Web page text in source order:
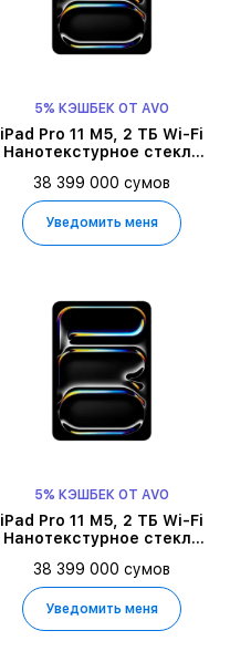
5% КЭШБЕК ОТ AVO
iPad Pro 11 M5, 2 ТБ Wi-Fi
Нанотекстурное стекло
38 399 000 сумов
Уведомить меня
5% КЭШБЕК ОТ AVO
iPad Pro 11 M5, 2 ТБ Wi-Fi
Нанотекстурное стекло
38 399 000 сумов
Уведомить меня